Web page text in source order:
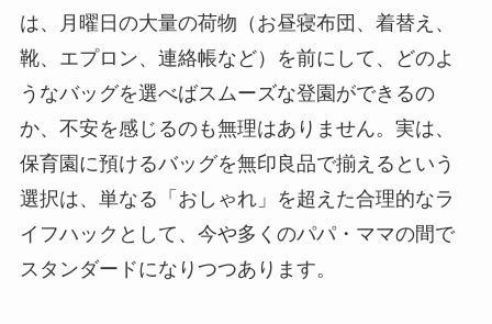
は、月曜日の大量の荷物（お昼寝布団、着替え、
靴、エプロン、連絡帳など）を前にして、どのよ
うなバッグを選べばスムーズな登園ができるの
か、不安を感じるのも無理はありません。実は、
保育園に預けるバッグを無印良品で揃えるという
選択は、単なる「おしゃれ」を超えた合理的なラ
イフハックとして、今や多くのパパ・ママの間で
スタンダードになりつつあります。